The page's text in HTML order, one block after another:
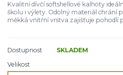
Kvalitní dívčí softshellové kalhoty
školu i výlety. Odolný materiál chrání
měkká vnitřní vrstva zajišťuje pohodlí
Dostupnost
SKLADEM
Velikost